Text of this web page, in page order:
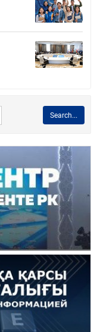
Search...